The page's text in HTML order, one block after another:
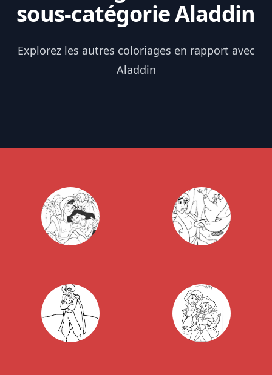
sous-catégorie Aladdin
Explorez les autres coloriages en rapport avec
Aladdin